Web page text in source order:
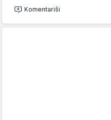
Komentariši